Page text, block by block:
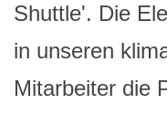
Shuttle'. Die
in unseren
Mitarbeiter die